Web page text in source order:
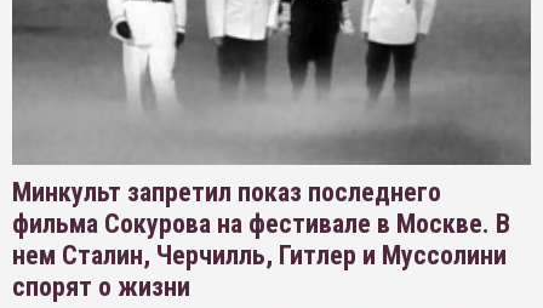
Минкульт запретил показ последнего
фильма Сокурова на фестивале в Москве. В
нем Сталин, Черчилль, Гитлер и Муссолини
спорят о жизни